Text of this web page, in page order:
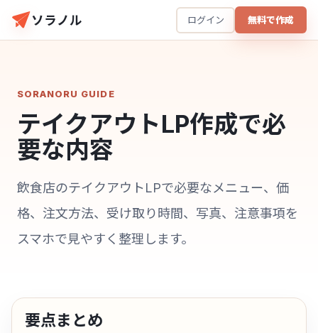
ソラノル ログイン 無料で作成
SORANORU GUIDE
テイクアウトLP作成で必
要な内容
飲食店のテイクアウトLPで必要なメニュー、価
格、注文方法、受け取り時間、写真、注意事項を
スマホで見やすく整理します。
要点まとめ